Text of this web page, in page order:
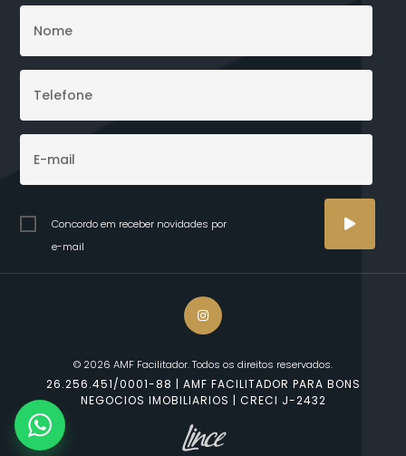
Concordo em receber novidades por
e-mail
© 2026 AMF Facilitador. Todos os direitos reservados.
26.256.451/0001-88 | AMF FACILITADOR PARA BONS
NEGOCIOS IMOBILIARIOS | CRECI J-2432